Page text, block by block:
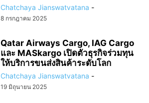
Chatchaya Jianswatvatana -
8 กรกฎาคม 2025
Qatar Airways Cargo, IAG Cargo
และ MASkargo เปิดตัวธุรกิจร่วมทุน
ให้บริการขนส่งสินค้าระดับโลก
Chatchaya Jianswatvatana -
19 มิถุนายน 2025